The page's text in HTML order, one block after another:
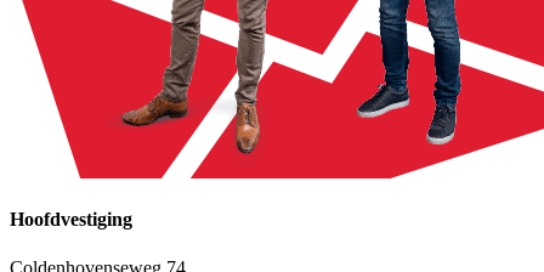
Hoofdvestiging
Coldenhovenseweg 74